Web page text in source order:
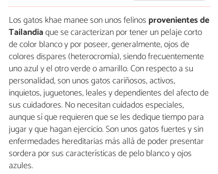
Los gatos khae manee son unos felinos provenientes de
Tailandiaque se caracterizan por tener un pelaje corto
de color blanco y por poseer, generalmente, ojos de
colores dispares (heterocromía), siendo frecuentemente
uno azul y el otro verde o amarillo. Con respecto a su
personalidad, son unos gatos cariñosos, activos,
inquietos, juguetones, leales y dependientes del afecto de
sus cuidadores. No necesitan cuidados especiales,
aunque sí que requieren que se les dedique tiempo para
jugar y que hagan ejercicio. Son unos gatos fuertes y sin
enfermedades hereditarias más allá de poder presentar
sordera por sus características de pelo blanco y ojos
azules.